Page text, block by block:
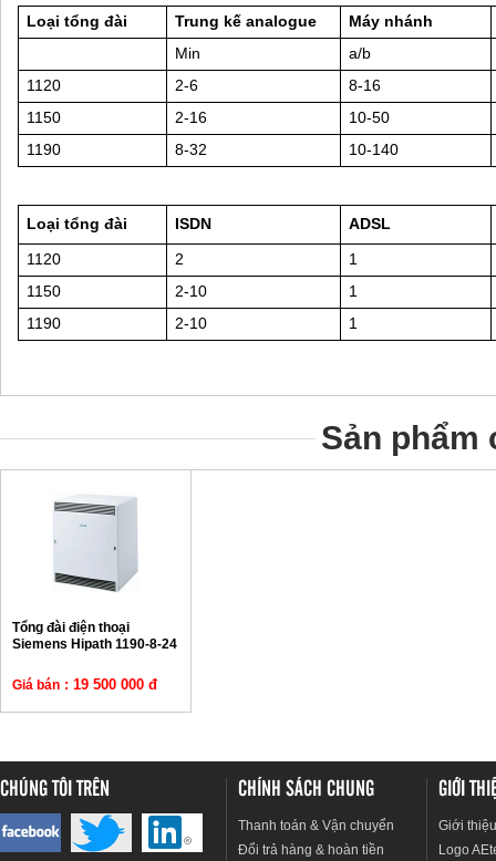
Loại tổng đài Trung kế analogue
Máy nhánh
Min
a/b
1120
2-6
8-16
1150
2-16
10-50
1190
8-32 10-140
Loại tổng đài ISDN
ADSL
1120
2
1
1150
2-10
1
1190
2-10 1
Sản phẩm
Tổng đài điện thoại
Siemens Hipath 1190-8-24
Giá bán : 19 500 000 đ
CHÚNG TÔI TRÊN CHÍNH SÁCH CHUNG
Thanh toán & Vận chuyển
Đổi trả hàng & hoàn tiền
GIỚI
Giới
Logo